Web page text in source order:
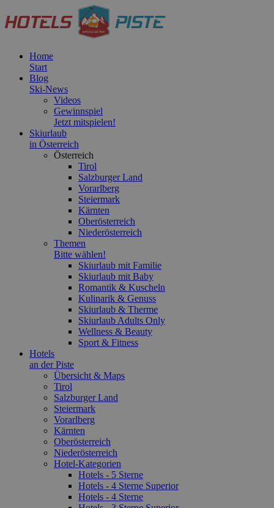
Home
Start
Blog
Ski-News
Videos
Gewinnspiel
Jetzt mitspielen!
Skiurlaub
in Österreich
Österreich
Tirol
Salzburger Land
Vorarlberg
Steiermark
Kärnten
Oberösterreich
Niederösterreich
Themen
Bitte wählen!
Skiurlaub mit Familie
Skiurlaub mit Baby
Romantik & Kuscheln
Kulinarik & Genuss
Skiurlaub & Therme
Skiurlaub Adults Only
Wellness & Beauty
Sport & Fitness
Hotels
an der Piste
Übersicht & Maps
Tirol
Salzburger Land
Steiermark
Vorarlberg
Kärnten
Oberösterreich
Niederösterreich
Hotel-Kategorien
Hotels - 5 Sterne
Hotels - 4 Sterne Superior
Hotels - 4 Sterne